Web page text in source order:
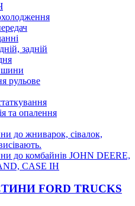
задній
шини
рульове
та опалення
до жниварок, сівалок,
до комбайнів JOHN DEERE,
CASE IH
FORD TRUCKS